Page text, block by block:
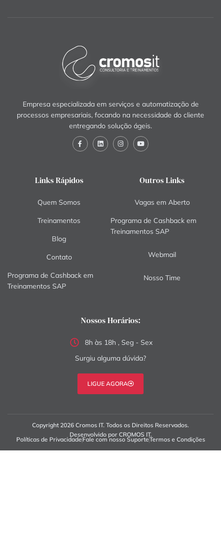
Empresa especializada em serviços e automatização de
processos empresariais, focando na necessidade do cliente
entregando solução ágeis.
Links Rápidos
Quem Somos
Treinamentos
Blog
Contato
Programa de Cashback em
Treinamentos SAP
Outros Links
Vagas em Aberto
Programa de Cashback em
Treinamentos SAP
Webmail
Nosso Time
Nossos Horários:
8h às 18h , Seg - Sex
Surgiu alguma dúvida?
LIGUE AGORA
Copyright 2026 Cromos IT. Todos os Direitos Reservados.
Desenvolvido por CROMOS IT.
Políticas de Privacidade Fale com nosso SuporteTermos e Condições